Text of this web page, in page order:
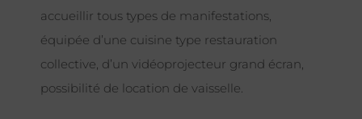
accueillir tous types de manifestations,
équipée d’une cuisine type restauration
collective, d’un vidéoprojecteur grand écran,
possibilité de location de vaisselle.